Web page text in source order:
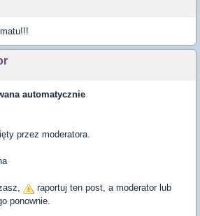
automatycznie
przez moderatora.
raportuj ten post, a moderator lub
ponownie.